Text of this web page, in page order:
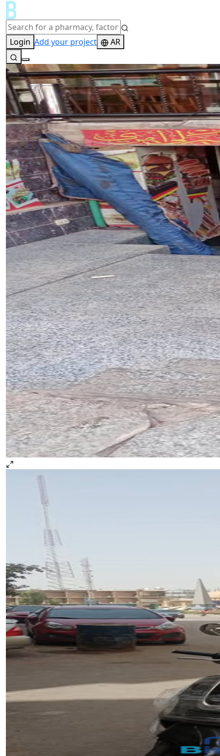
Login Add your project AR